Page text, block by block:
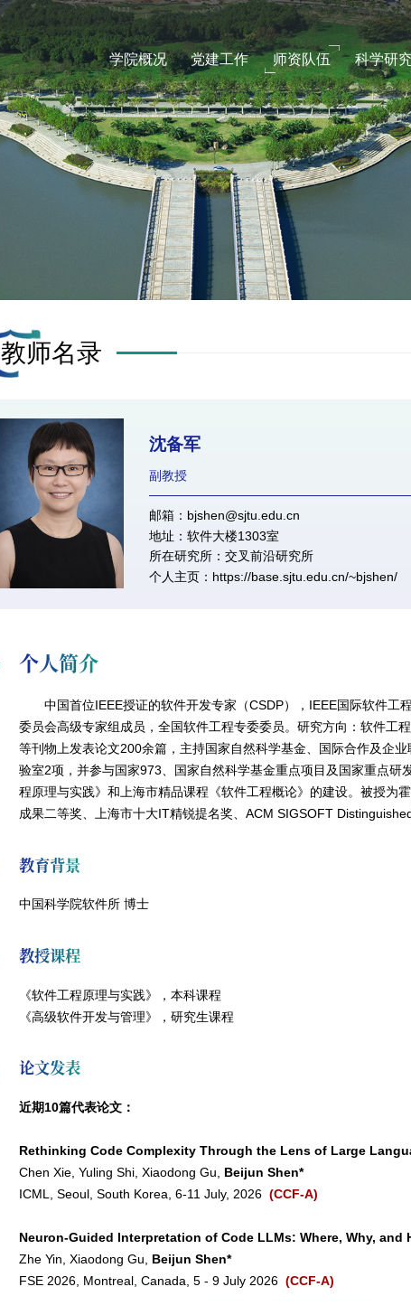
学院概况 党建工作 师资队伍 科学研
教师名录
沈备军
副教授
邮箱：bjshen@sjtu.edu.cn
地址：软件大楼1303室
所在研究所：交叉前沿研究所
个人主页： https://base.sjtu.edu.cn/~bjshen/
个人简介
中国首位IEEE授证的软件开发专家（CSDP），IEEE国际软件工
委员会高级专家组成员，全国软件工程专委委员。研究方向：软件工
等刊物上发表论文200余篇，主持国家自然科学基金、国际合作及企
验室2项，并参与国家973、 国家自然科学基金重点项目 及国家重点研
程原理与实践》和上海市精品课程《软件工程概论》的建设。被授为
成果二等奖、上海市十大IT精锐提名奖、ACM SIGSOFT
教育背景
中国科学院软件所 博士
教授课程
《软件工程原理与实践》，本科课程
《高级软件开发与管理》，研究生课程
论文发表
近期10篇代表论文：
Rethinking Code Complexity Through the Lens of Large
Chen Xie, Yuling Shi, Xiaodong Gu, Beijun Shen*
ICML, Seoul, South Korea, 6-11 July, 2026(CCF-A)
Neuron-Guided Interpretation of Code LLMs: Where, Why, and
Zhe Yin, Xiaodong Gu, Beijun Shen*
FSE 2026, Montreal, Canada, 5 - 9 July 2026(CCF-A)